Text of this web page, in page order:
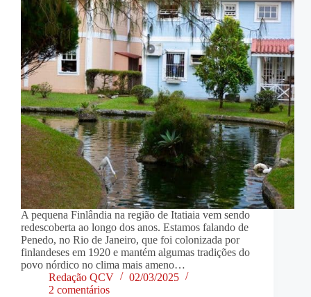
A pequena Finlândia na região de Itatiaia vem sendo
redescoberta ao longo dos anos. Estamos falando de
Penedo, no Rio de Janeiro, que foi colonizada por
finlandeses em 1920 e mantém algumas tradições do
povo nórdico no clima mais ameno…
Redação QCV
02/03/2025
2 comentários